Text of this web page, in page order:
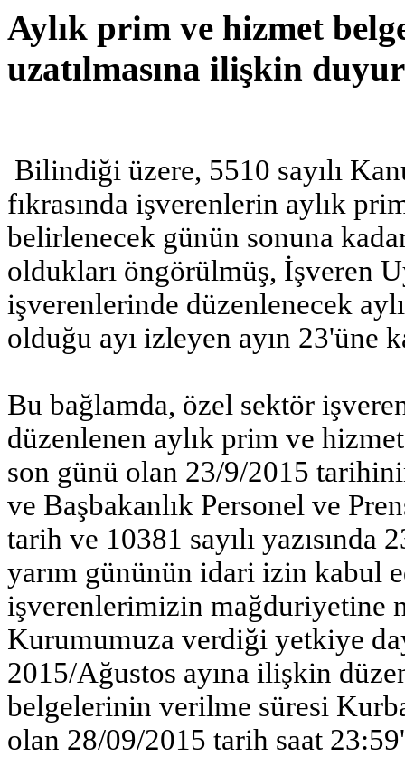
Aylık prim ve hizmet
uzatılmasına ilişkin
Bilindiği üzere, 5510 sayılı
fıkrasında işverenlerin aylık
belirlenecek günün sonuna
oldukları öngörülmüş, İşveren
işverenlerinde düzenlenecek
olduğu ayı izleyen ayın 23'üne
Bu bağlamda, özel sektör
düzenlenen aylık prim ve
son günü olan 23/9/2015
ve Başbakanlık Personel ve
tarih ve 10381 sayılı
yarım gününün idari izin kabul
işverenlerimizin mağduriyetine
Kurumumuza verdiği yetkiye
2015/Ağustos ayına ilişkin
belgelerinin verilme süresi
olan 28/09/2015 tarih saat